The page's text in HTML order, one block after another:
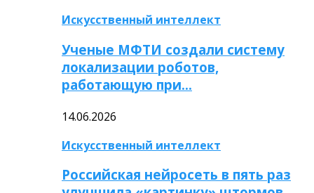
Искусственный интеллект
Ученые МФТИ создали систему
локализации роботов,
работающую при…
14.06.2026
Искусственный интеллект
Российская нейросеть в пять раз